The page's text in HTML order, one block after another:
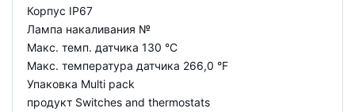
Корпус IP67
Лампа накаливания №
Макс. темп. датчика 130 °C
Макс. температура датчика 266,0 °F
Упаковка Multi pack
продукт Switches and thermostats